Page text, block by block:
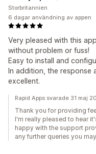
Very pleased with this
without problem or fuss!
Easy to install and
In addition, the response
excellent.
Storbritannien
6 dagar användning av appen
Rapid Apps svarade 31 maj
Thank you for providing
I'm really pleased to hear
happy with the support
any further queries you